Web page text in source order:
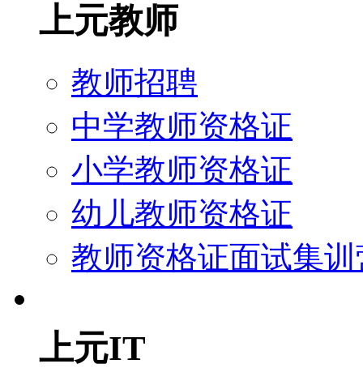
上元教师
教师招聘
中学教师资格证
小学教师资格证
幼儿教师资格证
教师资格证面试集训
上元IT